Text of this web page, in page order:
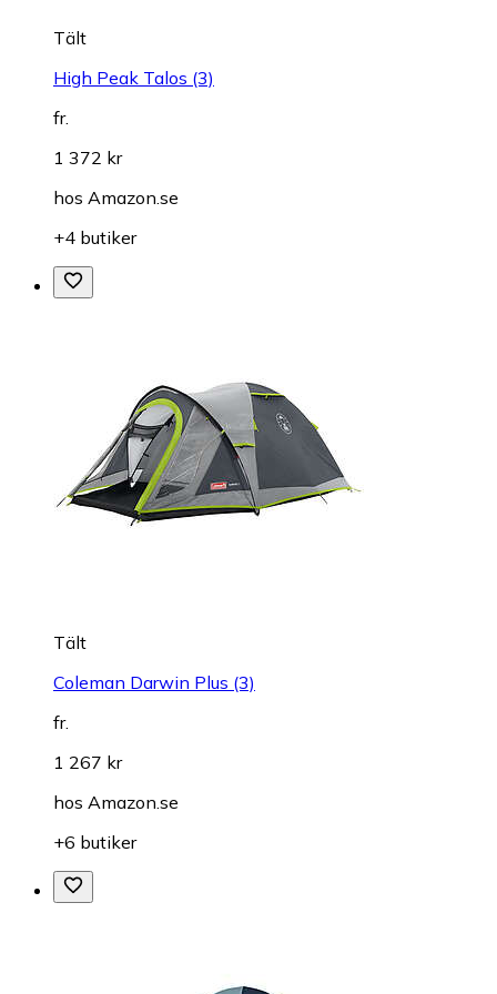
Tält
High Peak Talos (3)
fr.
1 372 kr
hos Amazon.se
+4 butiker
Tält
Coleman Darwin Plus (3)
fr.
1 267 kr
hos Amazon.se
+6 butiker